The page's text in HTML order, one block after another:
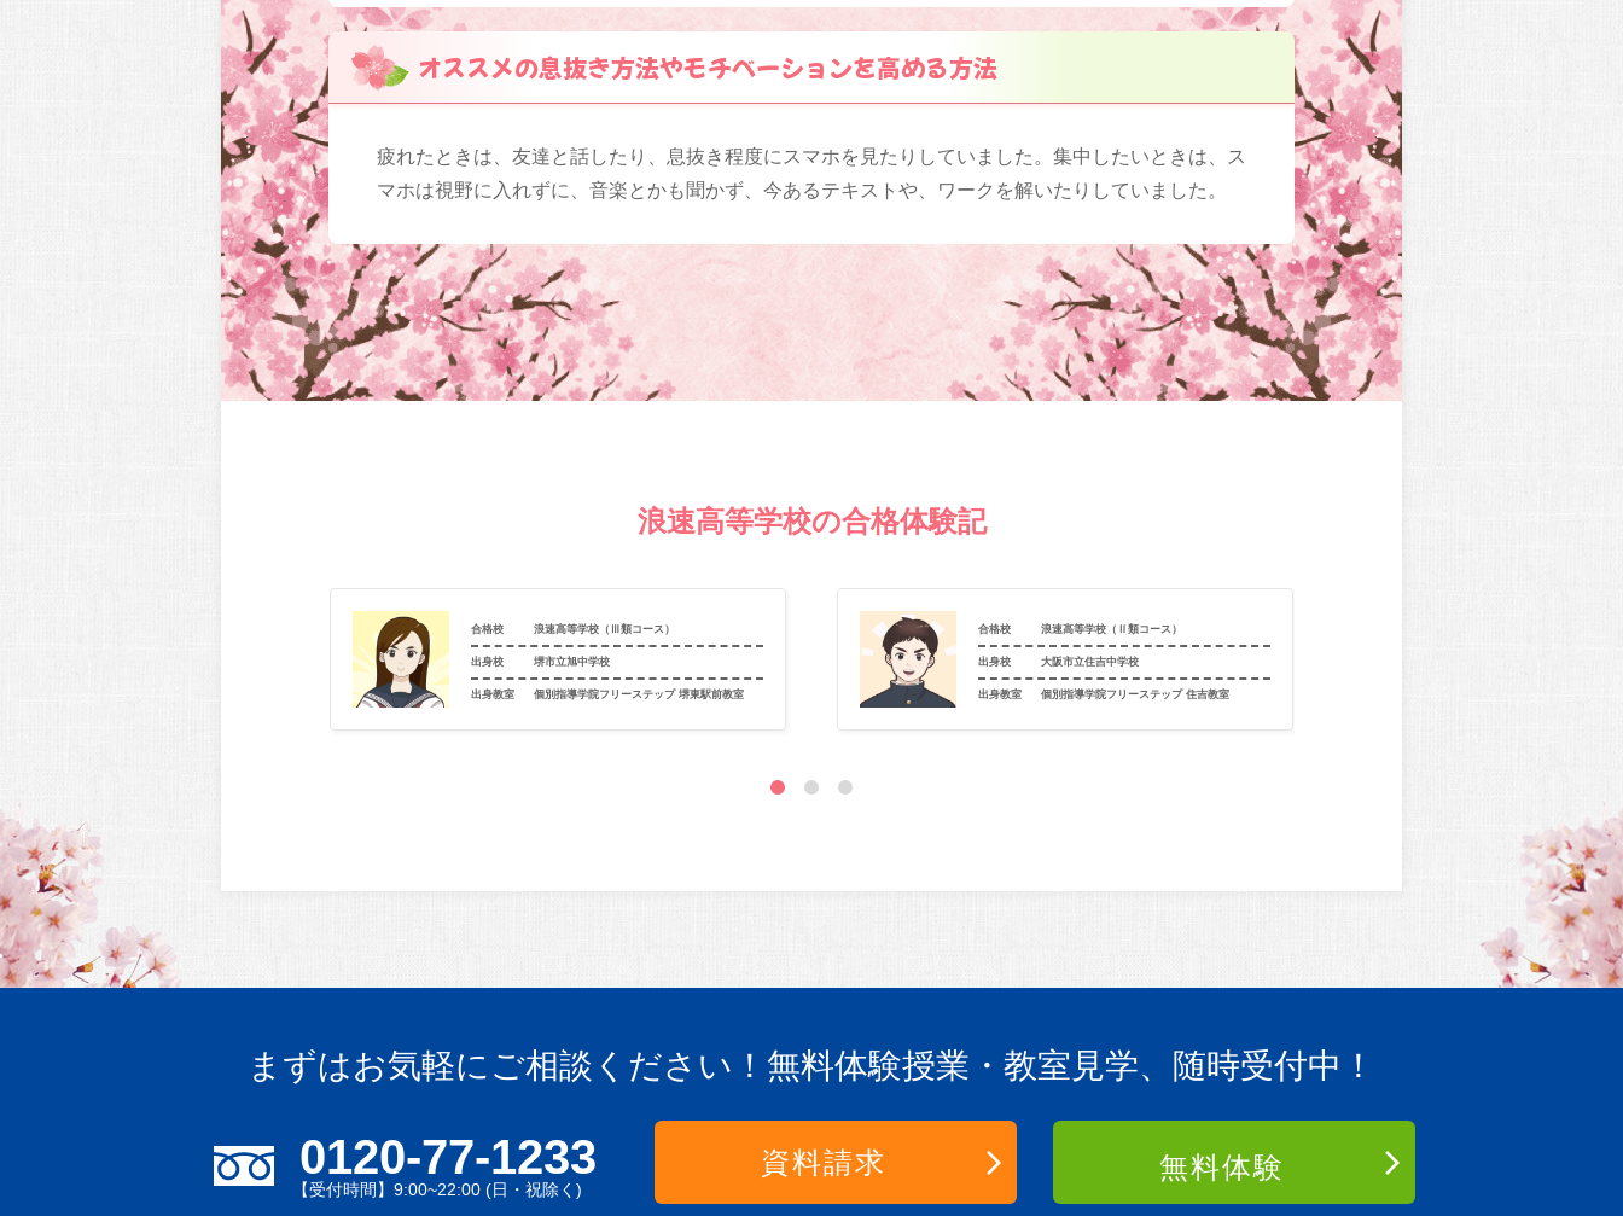
オススメの息抜き方法やモチベーションを高める方法
疲れたときは、友達と話したり、息抜き程度にスマホを見たりしていました。集中したいときは、ス
マホは視野に入れずに、音楽とかも聞かず、今あるテキストや、ワークを解いたりしていました。
浪速高等学校の合格体験記
合格校 浪速高等学校（Ⅲ類コース）
出身校 堺市立旭中学校
出身教室 個別指導学院フリーステップ 堺東駅前教室
合格校 浪速高等学校（Ⅱ類コース）
出身校 大阪市立住吉中学校
出身教室 個別指導学院フリーステップ 住吉教室
まずはお気軽にご相談ください！ 無料体験授業・教室見学、随時受付中！
0120-77-1233
【受付時間】9:00~22:00 (日・祝除く)
資料請求 無料体験